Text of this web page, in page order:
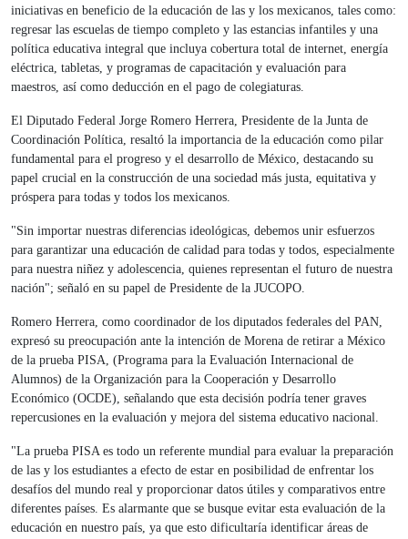
iniciativas en beneficio de la educación de las y los mexicanos, tales como:
regresar las escuelas de tiempo completo y las estancias infantiles y una
política educativa integral que incluya cobertura total de internet, energía
eléctrica, tabletas, y programas de capacitación y evaluación para
maestros, así como deducción en el pago de colegiaturas.
El Diputado Federal Jorge Romero Herrera, Presidente de la Junta de
Coordinación Política, resaltó la importancia de la educación como pilar
fundamental para el progreso y el desarrollo de México, destacando su
papel crucial en la construcción de una sociedad más justa, equitativa y
próspera para todas y todos los mexicanos.
"Sin importar nuestras diferencias ideológicas, debemos unir esfuerzos
para garantizar una educación de calidad para todas y todos, especialmente
para nuestra niñez y adolescencia, quienes representan el futuro de nuestra
nación"; señaló en su papel de Presidente de la JUCOPO.
Romero Herrera, como coordinador de los diputados federales del PAN,
expresó su preocupación ante la intención de Morena de retirar a México
de la prueba PISA, (Programa para la Evaluación Internacional de
Alumnos) de la Organización para la Cooperación y Desarrollo
Económico (OCDE), señalando que esta decisión podría tener graves
repercusiones en la evaluación y mejora del sistema educativo nacional.
"La prueba PISA es todo un referente mundial para evaluar la preparación
de las y los estudiantes a efecto de estar en posibilidad de enfrentar los
desafíos del mundo real y proporcionar datos útiles y comparativos entre
diferentes países. Es alarmante que se busque evitar esta evaluación de la
educación en nuestro país, ya que esto dificultaría identificar áreas de